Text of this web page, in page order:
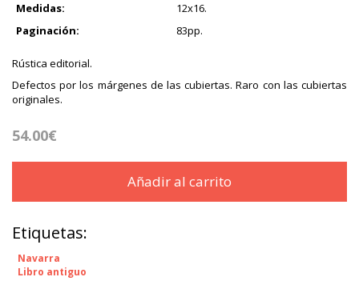
Medidas:
12x16.
Paginación:
83pp.
Rústica editorial.
Defectos por los márgenes de las cubiertas. Raro con las cubiertas
originales.
54.00€
Añadir al carrito
Etiquetas:
Navarra
Libro antiguo